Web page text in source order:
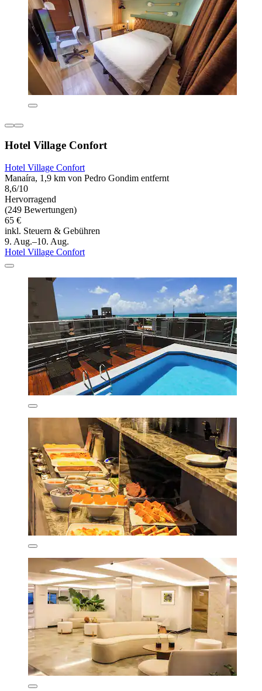
Hotel Village Confort
Hotel Village Confort
Manaíra, 1,9 km von Pedro Gondim entfernt
8,6/10
Hervorragend
(249 Bewertungen)
65 €
inkl. Steuern & Gebühren
9. Aug.–10. Aug.
Hotel Village Confort